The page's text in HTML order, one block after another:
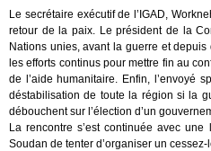
Le secrétaire exécutif de l’IGAD,
retour de la paix. Le président de la
Nations unies, avant la guerre et
les efforts continus pour mettre fin au
de l’aide humanitaire. Enfin, l’envoyé
déstabilisation de toute la région si la
débouchent sur l’élection d’un
La rencontre s’est continuée avec
Soudan de tenter d’organiser un cessez-